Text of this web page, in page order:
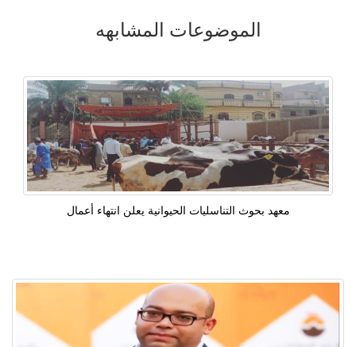
الموضوعات المشابهه
معهد بحوث التناسليات الحيوانية يعلن انتهاء أعمال